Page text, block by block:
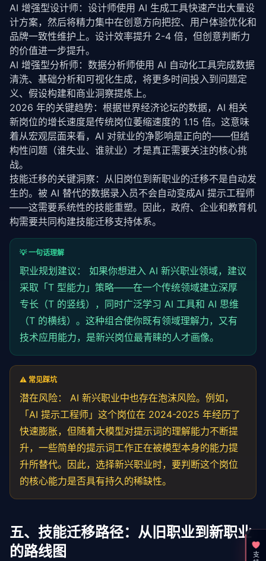
AI 增强型设计师：设计师使用 AI 生成工具快速产出大量设
计方案，然后将精力集中在创意方向把控、用户体验优化和
品牌一致性维护上。设计效率提升 2-4 倍，但创意判断力
的价值进一步提升。
AI 增强型分析师：数据分析师使用 AI 自动化工具完成数据
清洗、基础分析和可视化生成，将更多时间投入到问题定
义、假设构建和商业洞察提炼上。
2026 年的关键趋势：根据世界经济论坛的数据，AI 相关
新岗位的增长速度是传统岗位萎缩速度的 1.15 倍。这意味
着从宏观层面来看，AI 对就业的净影响是正向的——但结
构性问题（谁失业、谁就业）才是真正需要关注的核心挑
战。
技能迁移的关键洞察：从旧岗位到新职业的迁移不是自动发
生的。被 AI 替代的数据录入员不会自动变成AI 提示工程师
——这需要系统性的技能重塑。因此，政府、企业和教育机
构需要共同构建技能迁移支持体系。
💡 一句话理解
职业规划建议： 如果你想进入 AI 新兴职业领域，建议
采取「T 型能力」策略——在一个传统领域建立深厚
专长（T 的竖线），同时广泛学习 AI 工具和 AI 思维
（T 的横线）。这种组合使你既有领域理解力，又有
技术应用能力，是新兴岗位最青睐的人才画像。
⚠️ 常见踩坑
潜在风险： AI 新兴职业中也存在泡沫风险。例如，
「AI 提示工程师」这个岗位在 2024-2025 年经历了
快速膨胀，但随着大模型对提示词的理解能力不断提
升，一些简单的提示词工作正在被模型本身的能力提
升所替代。因此，选择新兴职业时，要判断这个岗位
的核心能力是否具有持久的稀缺性。
五、技能迁移路径：从旧职业到新职业
的路线图